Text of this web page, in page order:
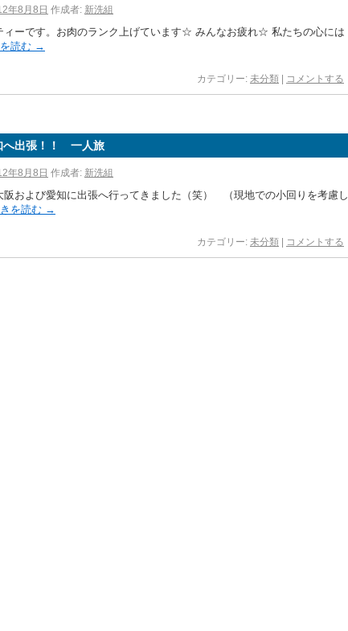
年8月8日 作成者: 新洗組
ィーです。お肉のランク上げています☆ みんなお疲れ☆ 私たちの心には
読む →
カテゴリー: 未分類 コメントする
へ出張！！ 一人旅
年8月8日 作成者: 新洗組
阪および愛知に出張へ行ってきました（笑） （現地での小回りを考慮し
を読む →
カテゴリー: 未分類 コメントする